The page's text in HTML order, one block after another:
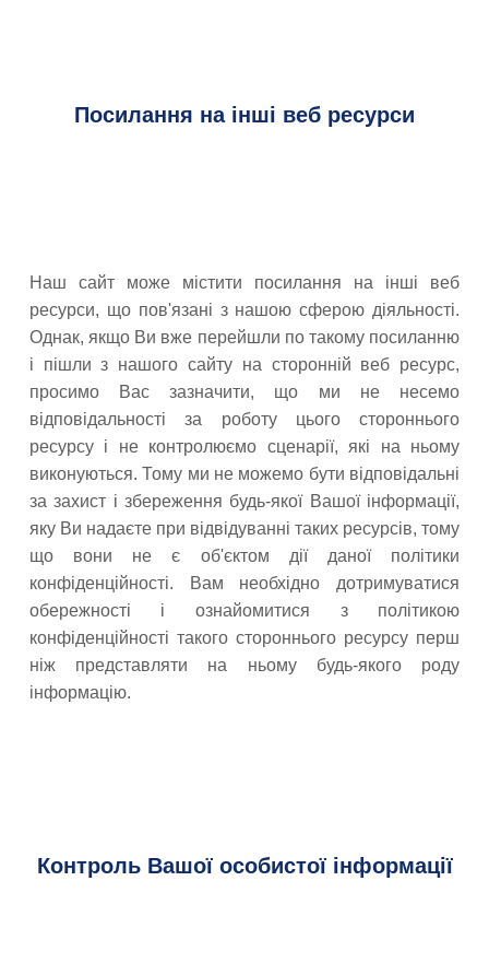
Посилання на інші веб ресурси
Наш сайт може містити посилання на інші веб
ресурси, що пов'язані з нашою сферою діяльності.
Однак, якщо Ви вже перейшли по такому посиланню
і пішли з нашого сайту на сторонній веб ресурс,
просимо Вас зазначити, що ми не несемо
відповідальності за роботу цього стороннього
ресурсу і не контролюємо сценарії, які на ньому
виконуються. Тому ми не можемо бути відповідальні
за захист і збереження будь-якої Вашої інформації,
яку Ви надаєте при відвідуванні таких ресурсів, тому
що вони не є об'єктом дії даної політики
конфіденційності. Вам необхідно дотримуватися
обережності і ознайомитися з політикою
конфіденційності такого стороннього ресурсу перш
ніж представляти на ньому будь-якого роду
інформацію.
Контроль Вашої особистої інформації